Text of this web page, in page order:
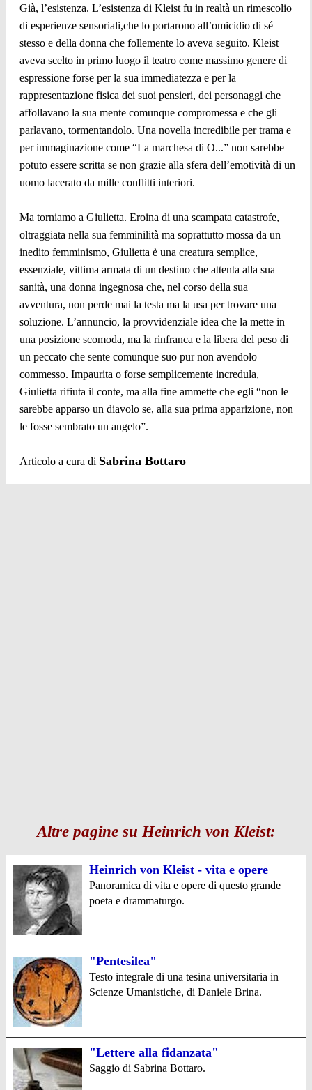
Già, l’esistenza. L’esistenza di Kleist fu in realtà un rimescolio
di esperienze sensoriali,che lo portarono all’omicidio di sé
stesso e della donna che follemente lo aveva seguito. Kleist
aveva scelto in primo luogo il teatro come massimo genere di
espressione forse per la sua immediatezza e per la
rappresentazione fisica dei suoi pensieri, dei personaggi che
affollavano la sua mente comunque compromessa e che gli
parlavano, tormentandolo. Una novella incredibile per trama e
per immaginazione come “La marchesa di O...” non sarebbe
potuto essere scritta se non grazie alla sfera dell’emotività di un
uomo lacerato da mille conflitti interiori.
Ma torniamo a Giulietta. Eroina di una scampata catastrofe,
oltraggiata nella sua femminilità ma soprattutto mossa da un
inedito femminismo, Giulietta è una creatura semplice,
essenziale, vittima armata di un destino che attenta alla sua
sanità, una donna ingegnosa che, nel corso della sua
avventura, non perde mai la testa ma la usa per trovare una
soluzione. L’annuncio, la provvidenziale idea che la mette in
una posizione scomoda, ma la rinfranca e la libera del peso di
un peccato che sente comunque suo pur non avendolo
commesso. Impaurita o forse semplicemente incredula,
Giulietta rifiuta il conte, ma alla fine ammette che egli “non le
sarebbe apparso un diavolo se, alla sua prima apparizione, non
le fosse sembrato un angelo”.
Articolo a cura di Sabrina Bottaro
Altre pagine su Heinrich von Kleist:
Heinrich von Kleist - vita e opere
Panoramica di vita e opere di questo grande
poeta e drammaturgo.
"Pentesilea"
Testo integrale di una tesina universitaria in
Scienze Umanistiche, di Daniele Brina.
"Lettere alla fidanzata"
Saggio di Sabrina Bottaro.